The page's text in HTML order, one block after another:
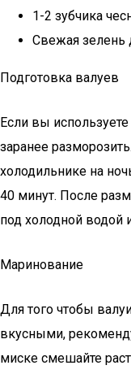
1-2 зубчика
Свежая зелень
Подготовка валуев
Если вы
заранее
холодильнике на
40 минут. После
под холодной
Маринование
Для того чтобы
вкусными,
миске смешайте